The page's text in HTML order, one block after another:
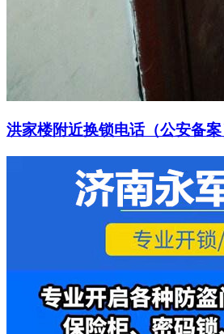
洪家楼附近换锁电话（公安备